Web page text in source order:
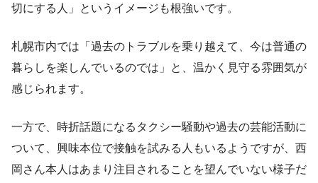
切にする人」というイメージも根強いです。
札幌市内では「過去のトラブルを乗り越えて、今は普通の
暮らしを楽しんでいるのでは」と、温かく見守る雰囲気が
感じられます。
一方で、時折話題になるタクシー騒動や過去の芸能活動に
ついて、興味本位で接触を試みる人もいるようですが、西
岡さん本人はあまり注目されることを望んでいない様子だ